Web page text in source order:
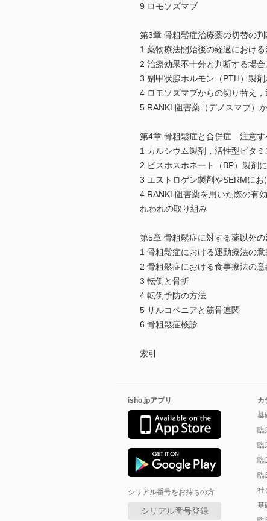
9 ロモソズマブ
第3章 骨粗鬆症治療薬の切替の
1 薬物療法開始後の経過におけ
2 治療効果不十分と判断する場
3 副甲状腺ホルモン（PTH）製
4 ロモソズマブからの切り替え
5 RANKL阻害薬（デノスマブ）
第4章 骨粗鬆症と合併症 注意す
1 カルシウム製剤，活性型ビタ
2 ビスホスホネート（BP）製剤
3 エストロゲン製剤やSERMに
4 RANKL阻害薬を用いた際の有
れわれの取り組み
第5章 骨粗鬆症に対する薬以外
1 骨粗鬆症における運動療法の
2 骨粗鬆症における食事療法の
3 転倒と骨折
4 転倒予防の方法
5 サルコペニアと筋骨連関
6 骨粗鬆症検診
索引
isho.jpアプリ
シリアル番号をお持ちの方
シリアル番号登録
カ
基
臨
臨
臨
臨
社
基